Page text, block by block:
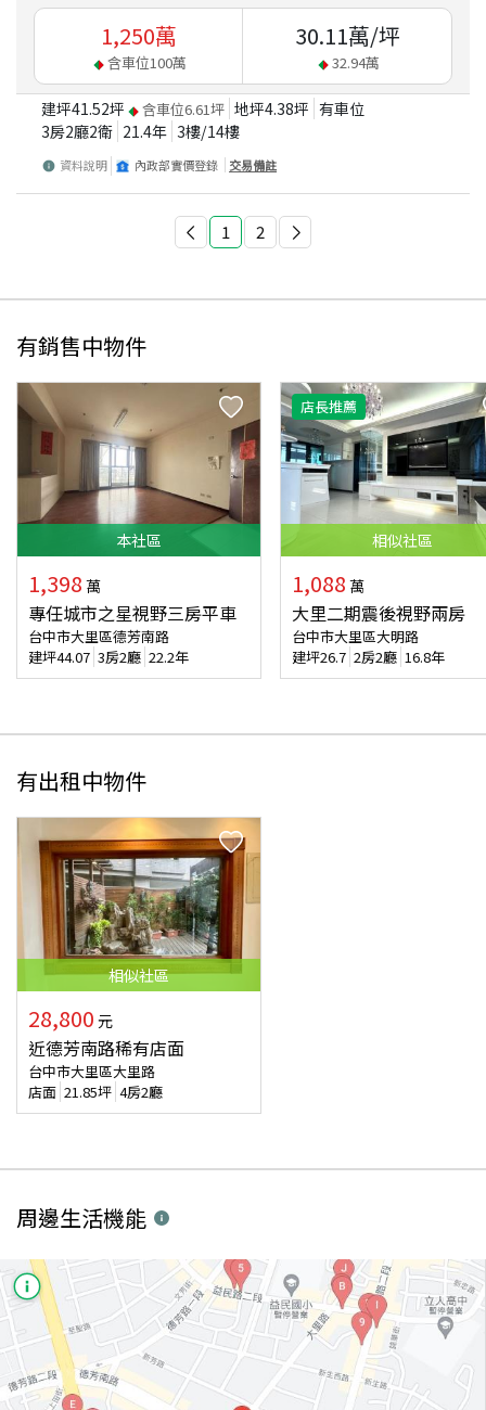
1,250萬
含車位100萬
30.11萬/坪
32.94萬
建坪41.52坪 含車位6.61坪 地坪4.38坪 有車位
3房2廳2衛 21.4年 3樓/14樓
資料說明 內政部實價登錄 交易備註
1 2
有銷售中物件
本社區
1,398 萬
專任城市之星視野三房平車
台中市大里區德芳南路
建坪44.07 3房2廳 22.2年
店長推薦
相似社區
1,088 萬
大里二期震後視野兩房
台中市大里區大明路
建坪26.7 2房2廳 16.8年
有出租中物件
相似社區
28,800 元
近德芳南路稀有店面
台中市大里區大里路
店面 21.85坪 4房2廳
周邊生活機能